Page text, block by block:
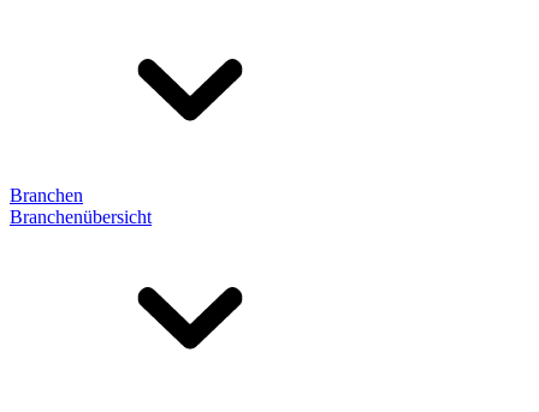
Branchen
Branchenübersicht